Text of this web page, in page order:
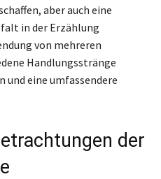
aber auch eine
in der Erzählung
von mehreren
Handlungsstränge
und eine umfassendere
der